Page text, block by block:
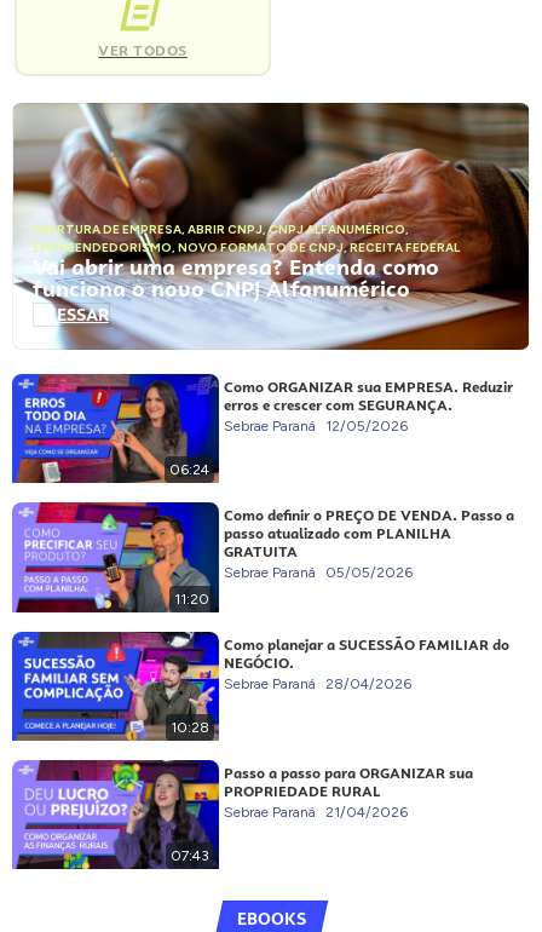
VER TODOS
ABERTURA DE EMPRESA, ABRIR CNPJ,CNPJ ALFANUMÉRICO,
EMPREENDEDORISMO, NOVO FORMATO DE CNPJ,RECEITA FEDERAL
Vai abrir uma empresa? Entenda como
funciona o novo CNPJ Alfanumérico
ACESSAR
06:24
Como ORGANIZAR sua EMPRESA. Reduzir
erros e crescer com SEGURANÇA.
Sebrae Paraná 12/05/2026
11:20
Como definir o PREÇO DE VENDA. Passo a
passo atualizado com PLANILHA
GRATUITA
Sebrae Paraná 05/05/2026
10:28
Como planejar a SUCESSÃO FAMILIAR do
NEGÓCIO.
Sebrae Paraná 28/04/2026
07:43
Passo a passo para ORGANIZAR sua
PROPRIEDADE RURAL
Sebrae Paraná 21/04/2026
EBOOKS